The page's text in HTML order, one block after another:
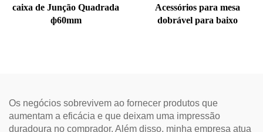
caixa de Junção Quadrada
ф60mm
Acessórios para mesa
dobrável para baixo
Os negócios sobrevivem ao fornecer produtos que
aumentam a eficácia e que deixam uma impressão
duradoura no comprador. Além disso, minha empresa atua